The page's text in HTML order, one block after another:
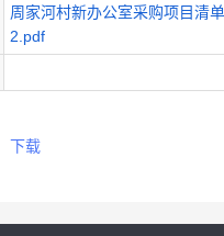
周家河村新办公室采购项目清
2.pdf
下载